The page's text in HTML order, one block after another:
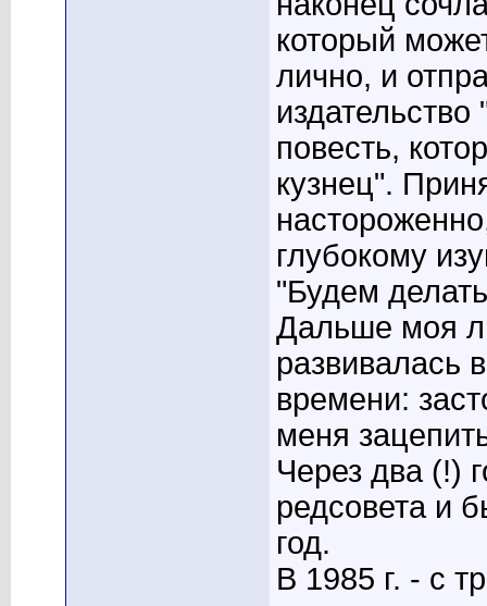
который
лично, и
повесть,
кузнец".
глубокому
"Будем
Дальше моя
развивалась
времени:
меня
Через два (!)
редсовета и
год.
В 1985 г. - с